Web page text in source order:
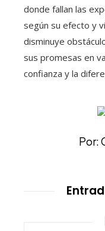
donde fallan las
según su efecto y
disminuye
sus promesas en
confianza y la
Por: